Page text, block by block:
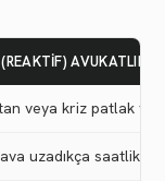
AVUKATLIK
veya kriz patlak
uzadıkça saatlik